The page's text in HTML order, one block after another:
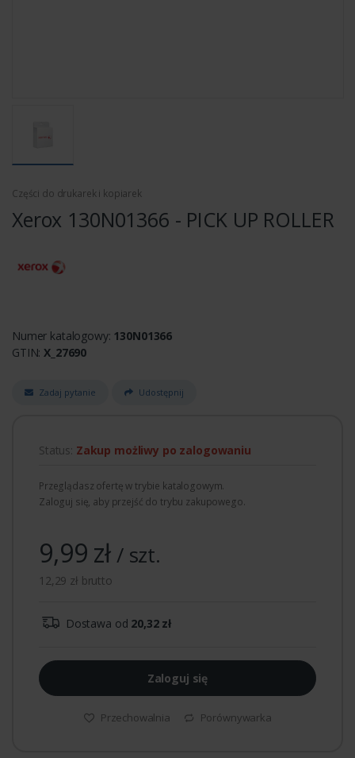
Części do drukarek i kopiarek
Xerox 130N01366 - PICK UP ROLLER
Numer katalogowy: 130N01366
GTIN:X_27690
Zadaj pytanie Udostępnij
Status: Zakup możliwy po zalogowaniu
Przeglądasz ofertę w trybie katalogowym.
Zaloguj się, aby przejść do trybu zakupowego.
9,99 zł / szt.
12,29 zł brutto
Dostawa od 20,32 zł
Zaloguj się
Przechowalnia Porównywarka